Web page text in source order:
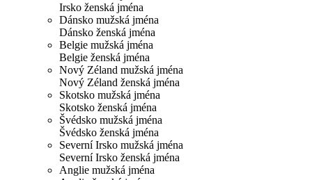
Irsko ženská jména
Dánsko mužská jména
Dánsko ženská jména
Belgie mužská jména
Belgie ženská jména
Nový Zéland mužská jména
Nový Zéland ženská jména
Skotsko mužská jména
Skotsko ženská jména
Švédsko mužská jména
Švédsko ženská jména
Severní Irsko mužská jména
Severní Irsko ženská jména
Anglie mužská jména